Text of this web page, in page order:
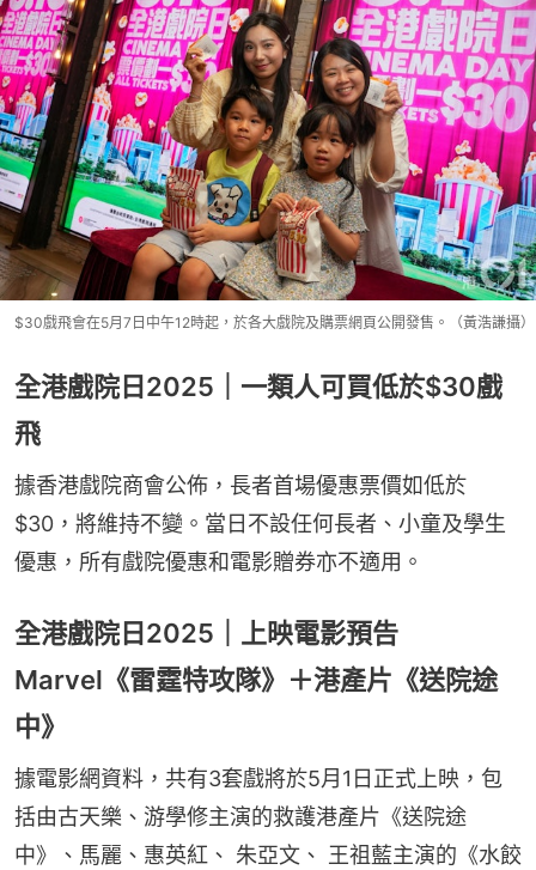
$30戲飛會在5月7日中午12時起，於各大戲院及購票網頁公開發售。（黃浩謙攝）
全港戲院日2025｜一類人可買低於$30戲
飛
據香港戲院商會公佈，長者首場優惠票價如低於
$30，將維持不變。當日不設任何長者、小童及學生
優惠，所有戲院優惠和電影贈券亦不適用。
全港戲院日2025｜上映電影預告
Marvel《雷霆特攻隊》＋港產片《送院途
中》
據電影網資料，共有3套戲將於5月1日正式上映，包
括由古天樂、游學修主演的救護港產片《送院途
中》、馬麗、惠英紅、 朱亞文、 王祖藍主演的《水餃